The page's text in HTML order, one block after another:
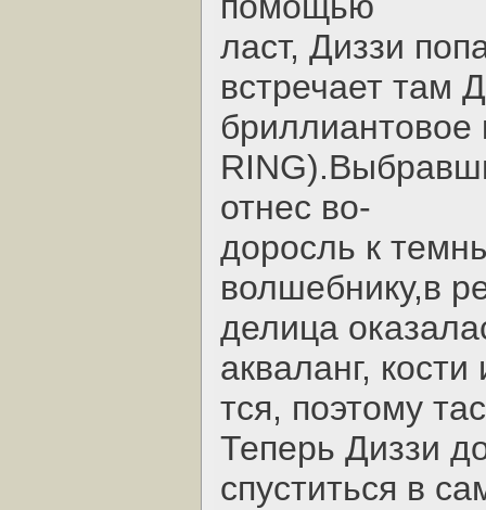
ласт, Диззи
встречает там
бриллиантовое
отнес во-
доросль к
волшебнику,в
делица
акваланг,
тся, поэтому
Теперь Диззи
спуститься в